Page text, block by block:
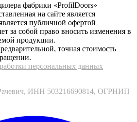
фабрики «ProfilDoors»
на сайте является
публичной офертой
за собой право вносить изменения в
продукции.
точная стоимость
персональных данных
ИНН 503216690814, ОГРНИП